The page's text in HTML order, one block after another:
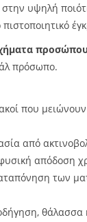
στην υψηλή
πρόσωπο.
που
από
απόδοση
των